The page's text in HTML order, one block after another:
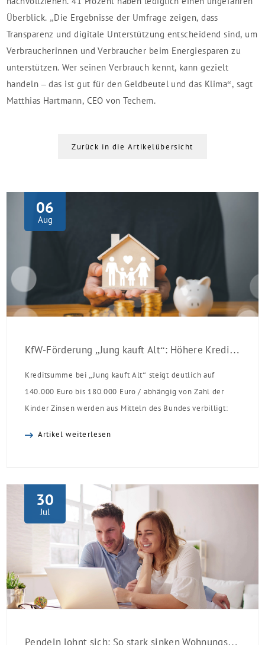
Überblick. „Die Ergebnisse der Umfrage zeigen, dass
Transparenz und digitale Unterstützung entscheidend sind, um
Verbraucherinnen und Verbraucher beim Energiesparen zu
unterstützen. Wer seinen Verbrauch kennt, kann gezielt
handeln – das ist gut für den Geldbeutel und das Klima“, sagt
Matthias Hartmann, CEO von Techem.
Zurück in die Artikelübersicht
06
Aug
KfW-Förderung „Jung kauft Alt“: Höhere Kredite ab August 2026
Kreditsumme bei „Jung kauft Alt“ steigt deutlich auf
140.000 Euro bis 180.000 Euro / abhängig von Zahl der
Kinder Zinsen werden aus Mitteln des Bundes verbilligt:
Einzelmaßnahmen […]
Artikel weiterlesen
30
Jul
Pendeln lohnt sich: So stark sinken Wohnungspreise im Umland